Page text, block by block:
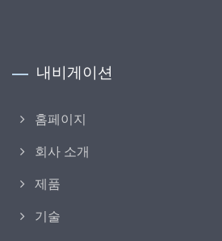
내비게이션
홈페이지
회사 소개
제품
기술